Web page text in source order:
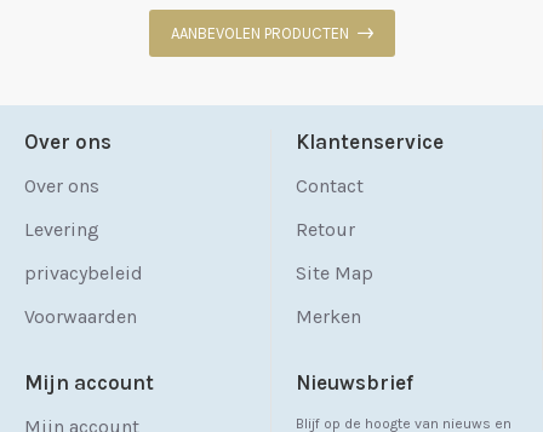
AANBEVOLEN PRODUCTEN
Over ons
Over ons
Levering
privacybeleid
Voorwaarden
Klantenservice
Contact
Retour
Site Map
Merken
Mijn account
Mijn account
Nieuwsbrief
Blijf op de hoogte van nieuws en